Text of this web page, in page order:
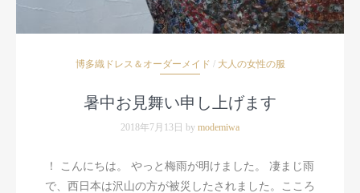
博多織ドレス＆オーダーメイド / 大人の女性の服
暑中お見舞い申し上げます
2018年7月13日 by modemiwa
！ こんにちは。 やっと梅雨が明けました。 凄まじ雨
で、西日本は沢山の方が被災したされました。こころ